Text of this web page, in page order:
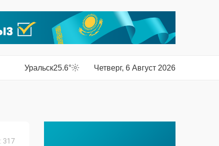
Уральск25.6° Четверг, 6 Август 2026
317